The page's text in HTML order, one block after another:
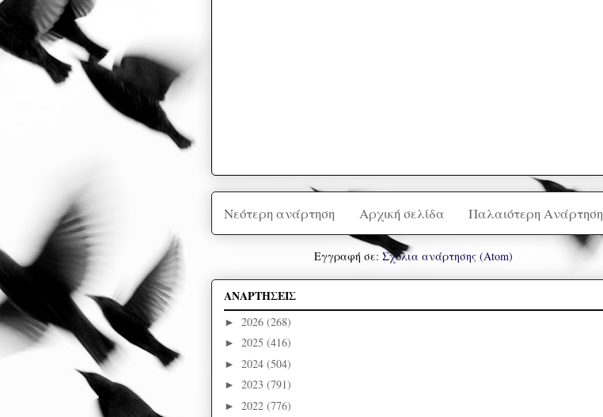
Νεότερη ανάρτηση Παλαιότερη Ανάρτηση
Αρχική σελίδα
Εγγραφή σε: Σχόλια ανάρτησης (Atom)
ΑΝΑΡΤΗΣΕΙΣ
► 2026 (268)
► 2025 (416)
► 2024 (504)
► 2023 (791)
► 2022 (776)